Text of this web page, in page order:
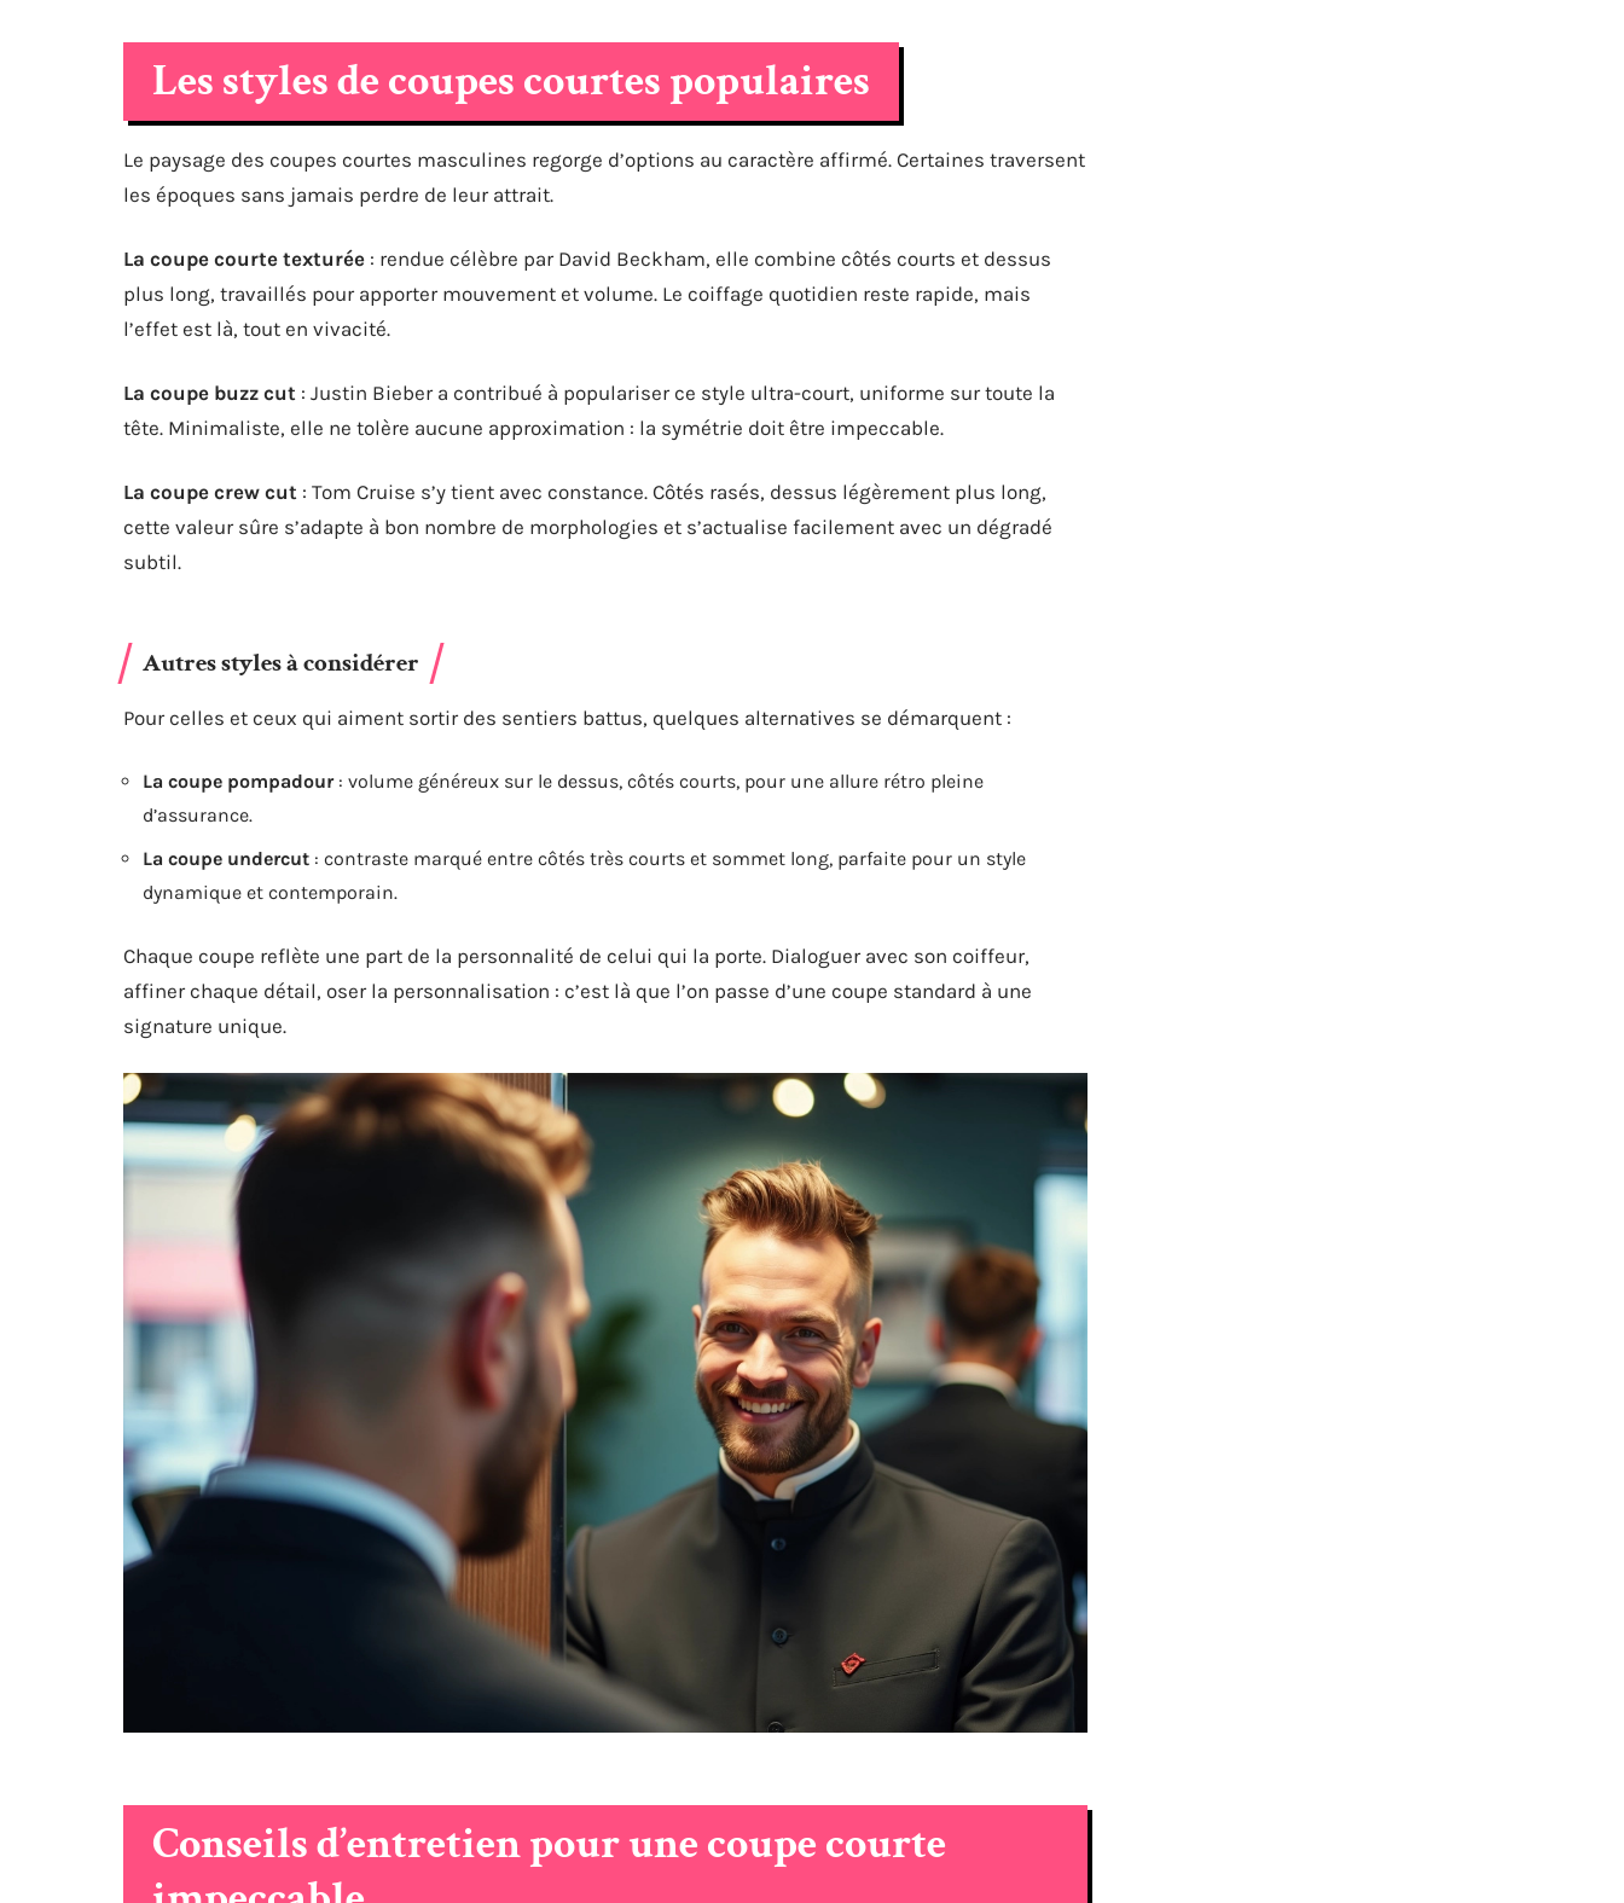
Les styles de coupes courtes populaires
Le paysage des coupes courtes masculines regorge d’options au caractère affirmé. Certaines traversent
les époques sans jamais perdre de leur attrait.
La coupe courte texturée : rendue célèbre par David Beckham, elle combine côtés courts et dessus
plus long, travaillés pour apporter mouvement et volume. Le coiffage quotidien reste rapide, mais
l’effet est là, tout en vivacité.
La coupe buzz cut : Justin Bieber a contribué à populariser ce style ultra-court, uniforme sur toute la
tête. Minimaliste, elle ne tolère aucune approximation : la symétrie doit être impeccable.
La coupe crew cut : Tom Cruise s’y tient avec constance. Côtés rasés, dessus légèrement plus long,
cette valeur sûre s’adapte à bon nombre de morphologies et s’actualise facilement avec un dégradé
subtil.
Autres styles à considérer
Pour celles et ceux qui aiment sortir des sentiers battus, quelques alternatives se démarquent :
La coupe pompadour: volume généreux sur le dessus, côtés courts, pour une allure rétro pleine
d’assurance.
La coupe undercut : contraste marqué entre côtés très courts et sommet long, parfaite pour un style
dynamique et contemporain.
Chaque coupe reflète une part de la personnalité de celui qui la porte. Dialoguer avec son coiffeur,
affiner chaque détail, oser la personnalisation : c’est là que l’on passe d’une coupe standard à une
signature unique.
Conseils d’entretien pour une coupe courte